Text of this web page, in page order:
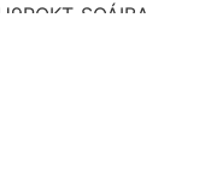
SOÁIBA